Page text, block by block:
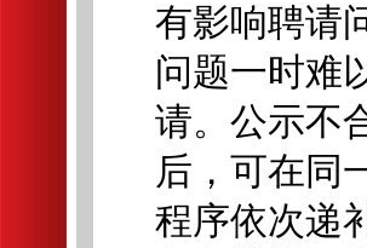
有影响聘请
问题一时难
请。公示不
后，可在同
程序依次递